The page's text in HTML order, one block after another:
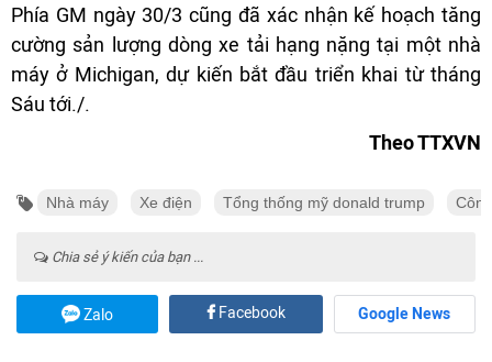
Phía GM ngày 30/3 cũng đã xác nhận kế hoạch tăng
cường sản lượng dòng xe tải hạng nặng tại một nhà
máy ở Michigan, dự kiến bắt đầu triển khai từ tháng
Sáu tới./.
Theo TTXVN
Nhà máy Xe điện Tổng thống mỹ donald trump
Chia sẻ ý kiến của bạn ...
Zalo Facebook Google News